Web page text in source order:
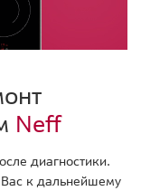
Neff
диагностики.
Вас к дальнейшему